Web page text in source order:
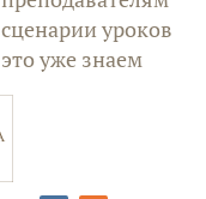
сценарии уроков
это уже знаем